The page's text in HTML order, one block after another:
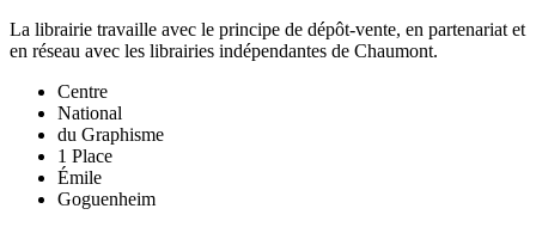
La librairie travaille avec le principe de dépôt-vente, en partenariat et
en réseau avec les librairies indépendantes de Chaumont.
Centre
National
du Graphisme
1 Place
Émile
Goguenheim